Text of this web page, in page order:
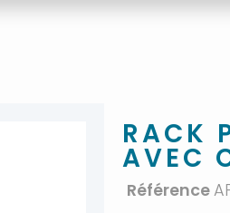
RACK
AVEC
Référence